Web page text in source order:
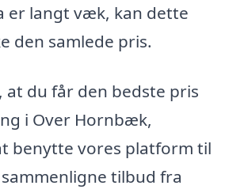
er langt væk, kan dette
den samlede pris.
at du får den bedste pris
i Over Hornbæk,
benytte vores platform til
tilbud fra